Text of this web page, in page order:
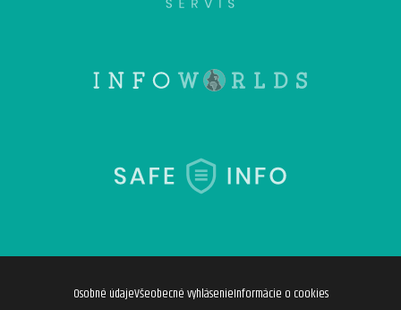
Osobné údajeVšeobecné vyhlásenieInformácie o cookies